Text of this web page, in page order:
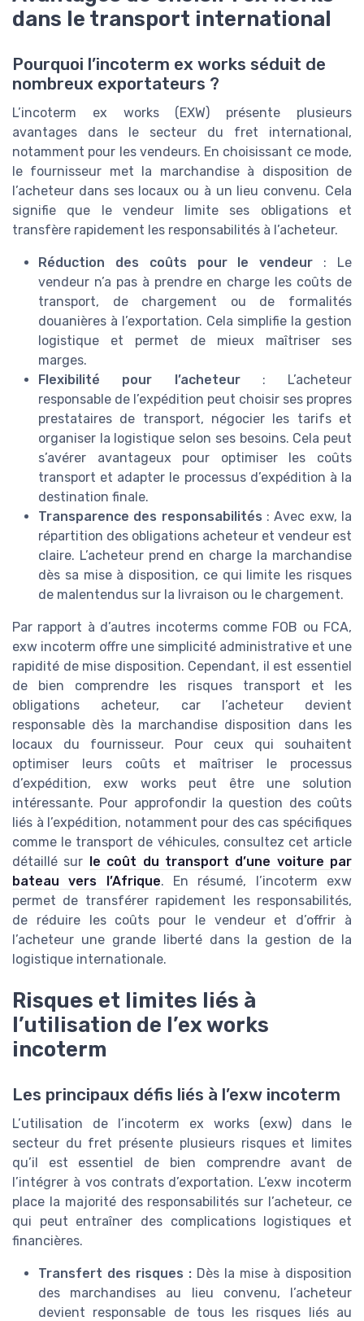
dans le transport international
Pourquoi l’incoterm ex works séduit de
nombreux exportateurs ?
L’incoterm ex works (EXW) présente plusieurs
avantages dans le secteur du fret international,
notamment pour les vendeurs. En choisissant ce mode,
le fournisseur met la marchandise à disposition de
l’acheteur dans ses locaux ou à un lieu convenu. Cela
signifie que le vendeur limite ses obligations et
transfère rapidement les responsabilités à l’acheteur.
Réduction des coûts pour le vendeur : Le
vendeur n’a pas à prendre en charge les coûts de
transport, de chargement ou de formalités
douanières à l’exportation. Cela simplifie la gestion
logistique et permet de mieux maîtriser ses
marges.
Flexibilité pour l’acheteur: L’acheteur
responsable de l’expédition peut choisir ses propres
prestataires de transport, négocier les tarifs et
organiser la logistique selon ses besoins. Cela peut
s’avérer avantageux pour optimiser les coûts
transport et adapter le processus d’expédition à la
destination finale.
Transparence des responsabilités : Avec exw, la
répartition des obligations acheteur et vendeur est
claire. L’acheteur prend en charge la marchandise
dès sa mise à disposition, ce qui limite les risques
de malentendus sur la livraison ou le chargement.
Par rapport à d’autres incoterms comme FOB ou FCA,
exw incoterm offre une simplicité administrative et une
rapidité de mise disposition. Cependant, il est essentiel
de bien comprendre les risques transport et les
obligations acheteur, car l’acheteur devient
responsable dès la marchandise disposition dans les
locaux du fournisseur. Pour ceux qui souhaitent
optimiser leurs coûts et maîtriser le processus
d’expédition, exw works peut être une solution
intéressante. Pour approfondir la question des coûts
liés à l’expédition, notamment pour des cas spécifiques
comme le transport de véhicules, consultez cet article
détaillé sur
le coût du transport d’une voiture par
bateau vers l’Afrique. En résumé, l’incoterm exw
permet de transférer rapidement les responsabilités,
de réduire les coûts pour le vendeur et d’offrir à
l’acheteur une grande liberté dans la gestion de la
logistique internationale.
Risques et limites liés à
l’utilisation de l’ex works
incoterm
Les principaux défis liés à l’exw incoterm
L’utilisation de l’incoterm ex works (exw) dans le
secteur du fret présente plusieurs risques et limites
qu’il est essentiel de bien comprendre avant de
l’intégrer à vos contrats d’exportation. L’exw incoterm
place la majorité des responsabilités sur l’acheteur, ce
qui peut entraîner des complications logistiques et
financières.
Transfert des risques : Dès la mise à disposition
des marchandises au lieu convenu, l’acheteur
devient responsable de tous les risques liés au